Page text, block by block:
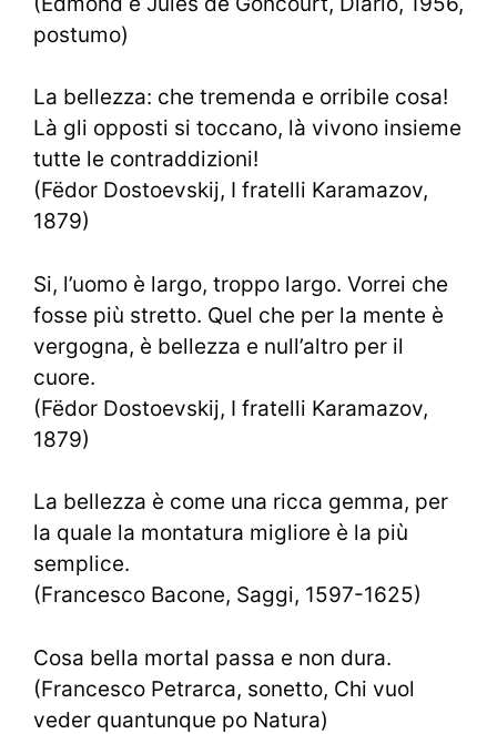
postumo)
La bellezza: che tremenda e orribile cosa!
Là gli opposti si toccano, là vivono insieme
tutte le contraddizioni!
(Fëdor Dostoevskij, I fratelli Karamazov,
1879)
Si, l’uomo è largo, troppo largo. Vorrei che
fosse più stretto. Quel che per la mente è
vergogna, è bellezza e null’altro per il
cuore.
(Fëdor Dostoevskij, I fratelli Karamazov,
1879)
La bellezza è come una ricca gemma, per
la quale la montatura migliore è la più
semplice.
(Francesco Bacone, Saggi, 1597-1625)
Cosa bella mortal passa e non dura.
(Francesco Petrarca, sonetto, Chi vuol
veder quantunque po Natura)